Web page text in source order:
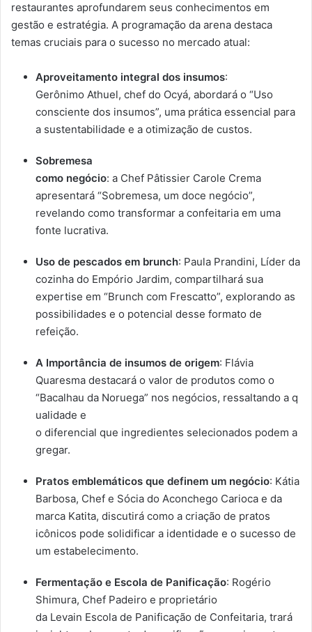
restaurantes aprofundarem seus conhecimentos em
gestão e estratégia. A programação da arena destaca
temas cruciais para o sucesso no mercado atual:
Aproveitamento integral dos insumos:
Gerônimo Athuel, chef do Ocyá, abordará o “Uso
consciente dos insumos”, uma prática essencial para
a sustentabilidade e a otimização de custos.
Sobremesa
como negócio: a Chef Pâtissier Carole Crema
apresentará “Sobremesa, um doce negócio”,
revelando como transformar a confeitaria em uma
fonte lucrativa.
Uso de pescados em brunch: Paula Prandini, Líder da
cozinha do Empório Jardim, compartilhará sua
expertise em “Brunch com Frescatto”, explorando as
possibilidades e o potencial desse formato de
refeição.
A Importância de insumos de origem: Flávia
Quaresma destacará o valor de produtos como o
“Bacalhau da Noruega” nos negócios, ressaltando a q
ualidade e
o diferencial que ingredientes selecionados podem a
gregar.
Pratos emblemáticos que definem um negócio: Kátia
Barbosa, Chef e Sócia do Aconchego Carioca e da
marca Katita, discutirá como a criação de pratos
icônicos pode solidificar a identidade e o sucesso de
um estabelecimento.
Fermentação e Escola de Panificação: Rogério
Shimura, Chef Padeiro e proprietário
da Levain Escola de Panificação de Confeitaria, trará